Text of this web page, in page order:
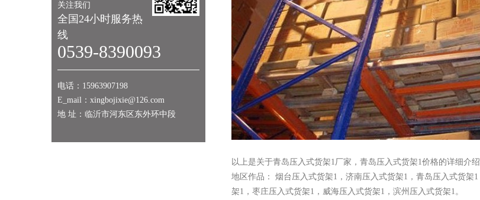
关注我们
全国24小时服务热
线
0539-8390093
电话：15963907198
E_mail：xingbojixie@126.com
地 址：临沂市河东区东外环中段
以上是关于青岛压入式货架1厂家，青岛压入式货架1价格的详细介绍
地区作品： 烟台压入式货架1 ， 济南压入式货架1 ， 青岛压入式货架1
架1 ， 枣庄压入式货架1 ， 威海压入式货架1 ， 滨州压入式货架1 。